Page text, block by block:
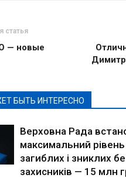
статья
— новые
БЫТЬ ИНТЕРЕСНО
Верховна Рада
максимальний рівень
загиблих і зниклих
захисників — 15 млн